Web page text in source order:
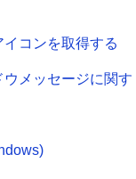
コンを取得する
メッセージに関す